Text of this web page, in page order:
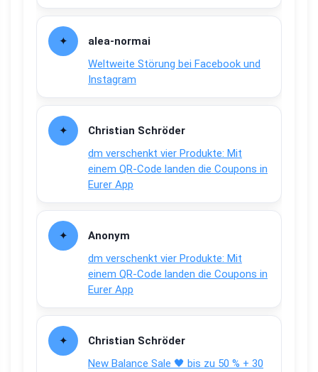
alea-normai
Weltweite Störung bei Facebook und
Instagram
Christian Schröder
dm verschenkt vier Produkte: Mit
einem QR-Code landen die Coupons in
Eurer App
Anonym
dm verschenkt vier Produkte: Mit
einem QR-Code landen die Coupons in
Eurer App
Christian Schröder
New Balance Sale 🖤 bis zu 50 % + 30